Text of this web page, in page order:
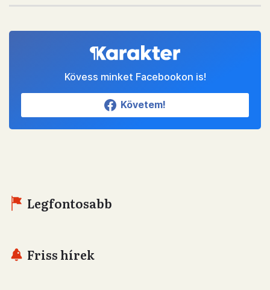
Kövess minket Facebookon is!
Követem!
Legfontosabb
Friss hírek